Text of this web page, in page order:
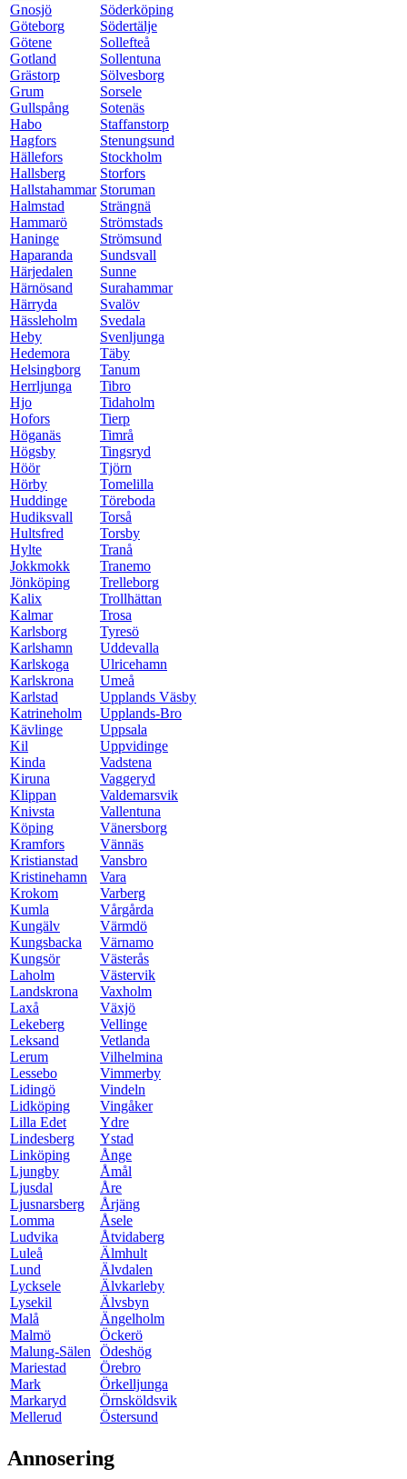
Gnosjö
Göteborg
Götene
Gotland
Grästorp
Grum
Gullspång
Habo
Hagfors
Hällefors
Hallsberg
Hallstahammar
Halmstad
Hammarö
Haninge
Haparanda
Härjedalen
Härnösand
Härryda
Hässleholm
Heby
Hedemora
Helsingborg
Herrljunga
Hjo
Hofors
Höganäs
Högsby
Höör
Hörby
Huddinge
Hudiksvall
Hultsfred
Hylte
Jokkmokk
Jönköping
Kalix
Kalmar
Karlsborg
Karlshamn
Karlskoga
Karlskrona
Karlstad
Katrineholm
Kävlinge
Kil
Kinda
Kiruna
Klippan
Knivsta
Köping
Kramfors
Kristianstad
Kristinehamn
Krokom
Kumla
Kungälv
Kungsbacka
Kungsör
Laholm
Landskrona
Laxå
Lekeberg
Leksand
Lerum
Lessebo
Lidingö
Lidköping
Lilla Edet
Lindesberg
Linköping
Ljungby
Ljusdal
Ljusnarsberg
Lomma
Ludvika
Luleå
Lund
Lycksele
Lysekil
Malå
Malmö
Malung-Sälen
Mariestad
Mark
Markaryd
Mellerud
Söderköping
Södertälje
Sollefteå
Sollentuna
Sölvesborg
Sorsele
Sotenäs
Staffanstorp
Stenungsund
Stockholm
Storfors
Storuman
Strängnä
Strömstads
Strömsund
Sundsvall
Sunne
Surahammar
Svalöv
Svedala
Svenljunga
Täby
Tanum
Tibro
Tidaholm
Tierp
Timrå
Tingsryd
Tjörn
Tomelilla
Töreboda
Torså
Torsby
Tranå
Tranemo
Trelleborg
Trollhättan
Trosa
Tyresö
Uddevalla
Ulricehamn
Umeå
Upplands Väsby
Upplands-Bro
Uppsala
Uppvidinge
Vadstena
Vaggeryd
Valdemarsvik
Vallentuna
Vänersborg
Vännäs
Vansbro
Vara
Varberg
Vårgårda
Värmdö
Värnamo
Västerås
Västervik
Vaxholm
Växjö
Vellinge
Vetlanda
Vilhelmina
Vimmerby
Vindeln
Vingåker
Ydre
Ystad
Ånge
Åmål
Åre
Årjäng
Åsele
Åtvidaberg
Älmhult
Älvdalen
Älvkarleby
Älvsbyn
Ängelholm
Öckerö
Ödeshög
Örebro
Örkelljunga
Örnsköldsvik
Östersund
Annosering